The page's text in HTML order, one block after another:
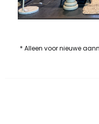
* Alleen voor nieuwe